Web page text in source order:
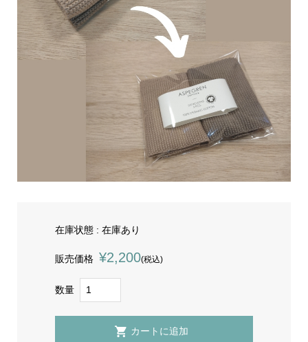
在庫状態 : 在庫あり
販売価格 ¥2,200(税込)
数量